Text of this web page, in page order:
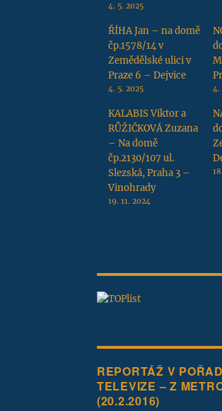
4. 5. 2025
ŘÍHA Jan – na domě
čp.1578/14 v
Zemědělské ulici v
Praze 6 – Dejvice
4. 5. 2025 4.
KALABIS Viktor a
RŮŽIČKOVÁ Zuzana
– Na domě
čp.2130/107 ul.
Slezská, Praha 3 –
Vinohrady
19. 11. 2024
REPORTÁŽ V
TELEVIZE – Z
(20.2.2016)